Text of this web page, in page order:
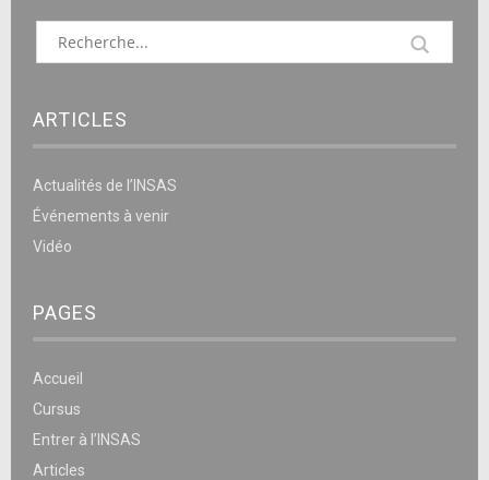
ARTICLES
Actualités de l’INSAS
Événements à venir
Vidéo
PAGES
Accueil
Cursus
Entrer à l’INSAS
Articles